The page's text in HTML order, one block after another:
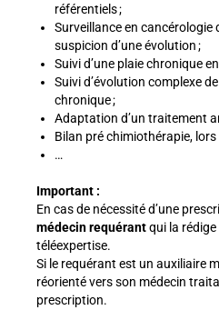
référentiels ;
Surveillance en cancérologie
suspicion d’une évolution ;
Suivi d’une plaie chronique
Suivi d’évolution complexe
chronique ;
Adaptation d’un traitement
Bilan pré chimiothérapie,
…
Important :
En cas de nécessité d’une
médecin requérantqui la rédige
téléexpertise.
Si le requérant est un auxiliaire
réorienté vers son médecin
prescription.